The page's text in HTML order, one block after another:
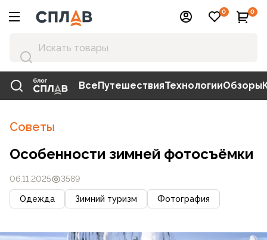
0 0
ВсеПутешествияТехнологииОбзоры
Советы
Особенности зимней фотосъёмки
06.11.2025 3589
Одежда Зимний туризм Фотография